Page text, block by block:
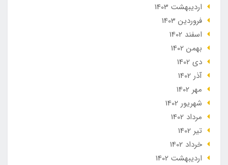
ارديبهشت 1403
فروردین 1403
اسفند 1402
بهمن 1402
دی 1402
آذر 1402
مهر 1402
شهریور 1402
مرداد 1402
تير 1402
خرداد 1402
ارديبهشت 1402